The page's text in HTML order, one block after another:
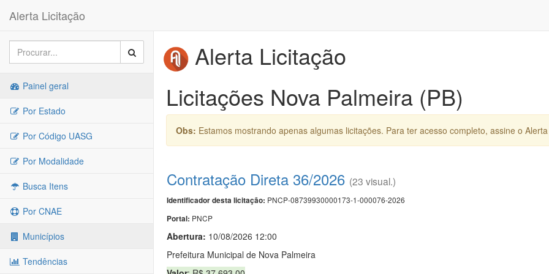
Alerta Licitação
Painel geral
Por Estado
Por Código UASG
Por Modalidade
Busca Itens
Por CNAE
Municípios
Tendências
Alerta Licitação
Licitações Nova Palmeira (PB)
Obs: Estamos mostrando apenas algumas licitações. Para ter acesso completo, assine o
Contratação Direta 36/2026 (23 visual.)
Identificador desta licitação: PNCP-08739930000173-1-000076-2026
Portal: PNCP
Abertura: 10/08/2026 12:00
Prefeitura Municipal de Nova Palmeira